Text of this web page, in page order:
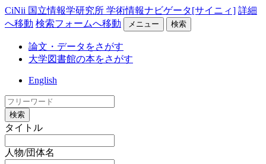
CiNii 国立情報学研究所 学術情報ナビゲータ[サイニィ] 詳細
へ移動 検索フォームへ移動 メニュー 検索
論文・データをさがす
大学図書館の本をさがす
English
検索
タイトル
人物/団体名